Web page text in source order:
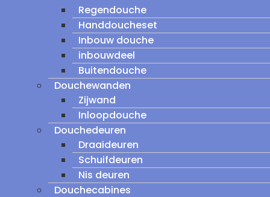
Regendouche
Handdoucheset
Inbouw douche
inbouwdeel
Buitendouche
Douchewanden
Zijwand
Inloopdouche
Douchedeuren
Draaideuren
Schuifdeuren
Nis deuren
Douchecabines